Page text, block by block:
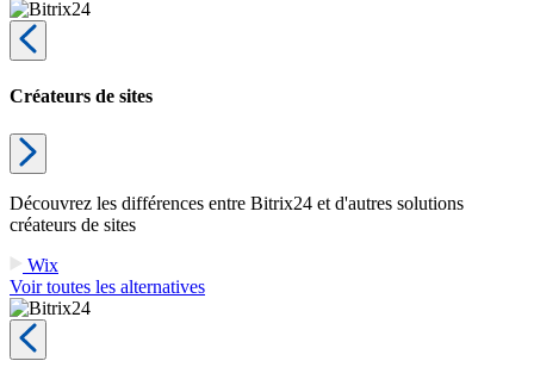
Créateurs de sites
Découvrez les différences entre Bitrix24 et d'autres solutions
créateurs de sites
Wix
Voir toutes les alternatives